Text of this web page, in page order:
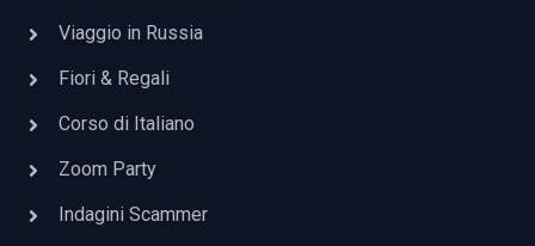
Viaggio in Russia
Fiori & Regali
Corso di Italiano
Zoom Party
Indagini Scammer